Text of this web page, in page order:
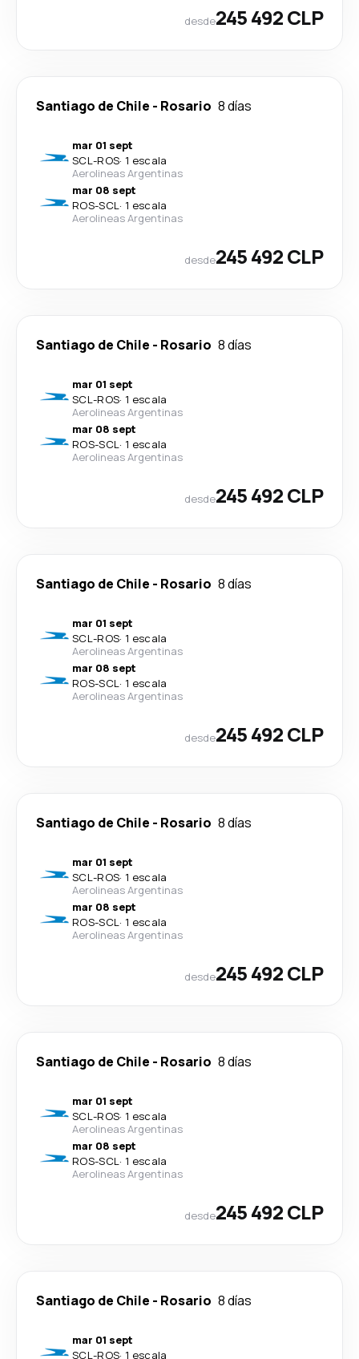
desde245 492 CLP
Santiago de Chile - Rosario 8 días
mar 01 sept
SCL-ROS· 1 escala
Aerolineas Argentinas
mar 08 sept
ROS-SCL· 1 escala
Aerolineas Argentinas
desde245 492 CLP
Santiago de Chile - Rosario 8 días
mar 01 sept
SCL-ROS· 1 escala
Aerolineas Argentinas
mar 08 sept
ROS-SCL· 1 escala
Aerolineas Argentinas
desde245 492 CLP
Santiago de Chile - Rosario 8 días
mar 01 sept
SCL-ROS· 1 escala
Aerolineas Argentinas
mar 08 sept
ROS-SCL· 1 escala
Aerolineas Argentinas
desde245 492 CLP
Santiago de Chile - Rosario 8 días
mar 01 sept
SCL-ROS· 1 escala
Aerolineas Argentinas
mar 08 sept
ROS-SCL· 1 escala
Aerolineas Argentinas
desde245 492 CLP
Santiago de Chile - Rosario 8 días
mar 01 sept
SCL-ROS· 1 escala
Aerolineas Argentinas
mar 08 sept
ROS-SCL· 1 escala
Aerolineas Argentinas
desde245 492 CLP
Santiago de Chile - Rosario 8 días
mar 01 sept
SCL-ROS· 1 escala